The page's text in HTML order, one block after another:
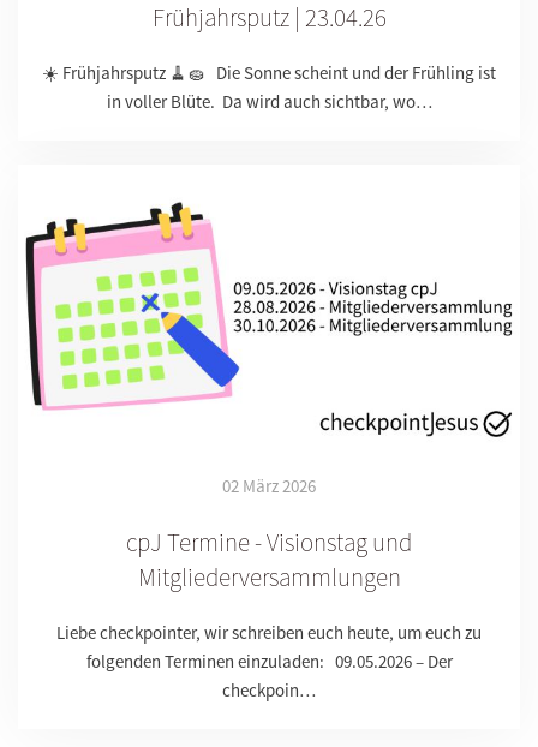
Frühjahrsputz | 23.04.26
☀️ Frühjahrsputz 🧹🧽 Die Sonne scheint und der Frühling ist
in voller Blüte. Da wird auch sichtbar, wo…
02 März 2026
cpJ Termine - Visionstag und
Mitgliederversammlungen
Liebe checkpointer, wir schreiben euch heute, um euch zu
folgenden Terminen einzuladen: 09.05.2026 – Der
checkpoin…